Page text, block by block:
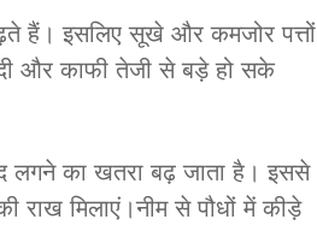
हैं। इसलिए सूखे और कमजोर पत्तों
और काफी तेजी से बड़े हो सके
लगने का खतरा बढ़ जाता है। इससे
मिलाएं।नीम से पौधों में कीड़े